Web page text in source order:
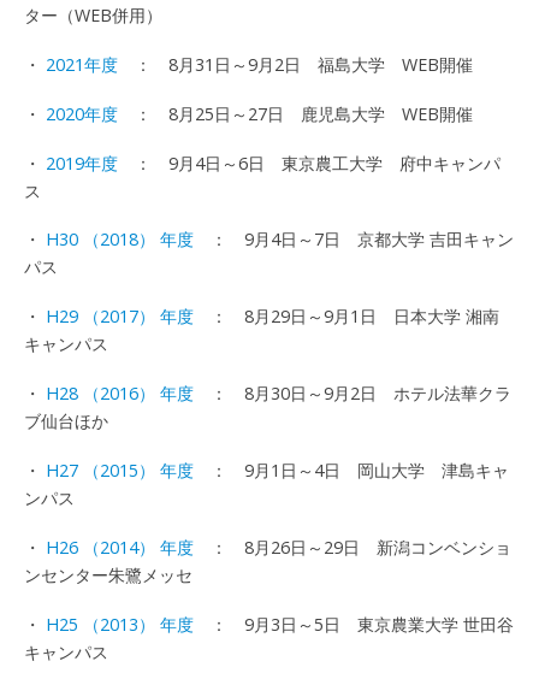
ター（WEB併用）
・ 2021年度 ： 8月31日～9月2日 福島大学 WEB開催
・ 2020年度 ： 8月25日～27日 鹿児島大学 WEB開催
・ 2019年度 ： 9月4日～6日 東京農工大学 府中キャンパ
ス
・ H30 （2018） 年度 ： 9月4日～7日 京都大学 吉田キャン
パス
・ H29 （2017） 年度 ： 8月29日～9月1日 日本大学 湘南
キャンパス
・ H28 （2016） 年度 ： 8月30日～9月2日 ホテル法華クラ
ブ仙台ほか
・ H27 （2015） 年度 ： 9月1日～4日 岡山大学 津島キャ
ンパス
・ H26 （2014） 年度 ： 8月26日～29日 新潟コンベンショ
ンセンター朱鷺メッセ
・ H25 （2013） 年度 ： 9月3日～5日 東京農業大学 世田谷
キャンパス